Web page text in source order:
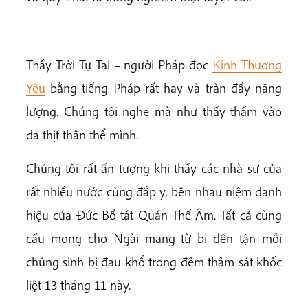
Thầy Trời Tự Tại – người Pháp đọc Kinh Thương
Yêu bằng tiếng Pháp rất hay và tràn đầy năng
lượng. Chúng tôi nghe mà như thấy thấm vào
da thịt thân thể mình.
Chúng tôi rất ấn tượng khi thấy các nhà sư của
rất nhiều nước cùng đắp y, bên nhau niệm danh
hiệu của Đức Bồ tát Quán Thế Âm. Tất cả cùng
cầu mong cho Ngài mang từ bi đến tận mỗi
chúng sinh bị đau khổ trong đêm thảm sát khốc
liệt 13 tháng 11 này.